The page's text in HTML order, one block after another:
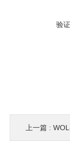
验
上一篇 : WOL-